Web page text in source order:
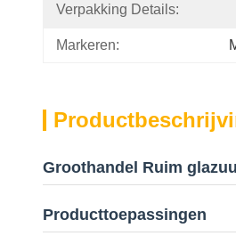
Verpakking Details:
Markeren:
Groothandel Ruim
Producttoepassingen